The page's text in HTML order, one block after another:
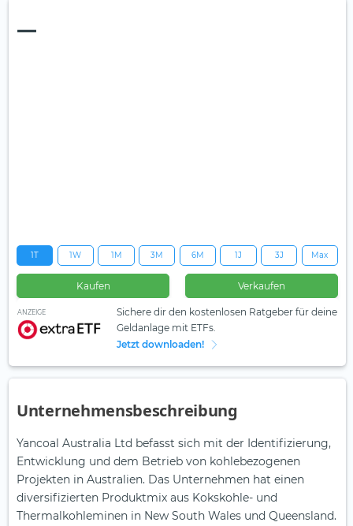
—
1T 1W 1M 3M 6M 1J 3J Max
Kaufen Verkaufen
ANZEIGE
Sichere dir den kostenlosen Ratgeber für deine
Geldanlage mit ETFs.
Jetzt downloaden!
Unternehmensbeschreibung
Yancoal Australia Ltd befasst sich mit der Identifizierung,
Entwicklung und dem Betrieb von kohlebezogenen
Projekten in Australien. Das Unternehmen hat einen
diversifizierten Produktmix aus Kokskohle- und
Thermalkohleminen in New South Wales und Queensland.